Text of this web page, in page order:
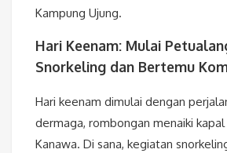
Kampung Ujung.
Hari Keenam: Mulai
Snorkeling dan Bertemu
Hari keenam dimulai dengan
dermaga, rombongan menaiki kapal
Kanawa. Di sana, kegiatan